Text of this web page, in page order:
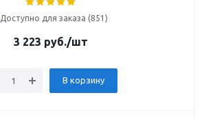
Доступно для заказа (851)
3 223 руб./шт
В корзину